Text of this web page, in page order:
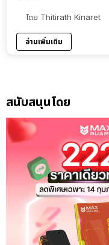
โดย Thitirath Kinaret
อ่านเพิ่มเติม
สนับสนุนโดย